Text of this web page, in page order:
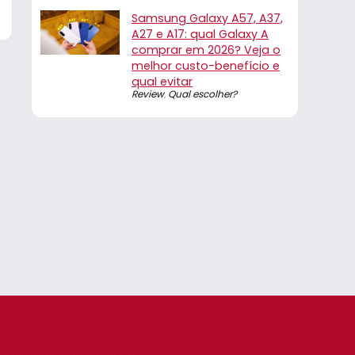
Samsung Galaxy A57, A37,
A27 e A17: qual Galaxy A
comprar em 2026? Veja o
melhor custo-benefício e
qual evitar
Review, Qual escolher?